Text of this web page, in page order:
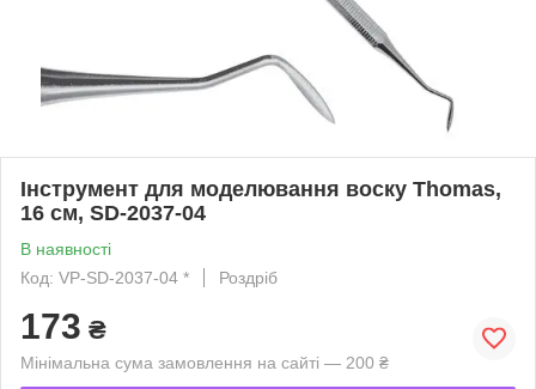
Інструмент для моделювання воску Thomas,
16 см, SD-2037-04
В наявності
Код: VP-SD-2037-04 *
Роздріб
173 ₴
Мінімальна сума замовлення на сайті — 200 ₴